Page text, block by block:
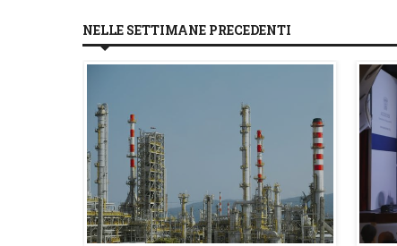
NELLE SETTIMANE PRECEDENTI